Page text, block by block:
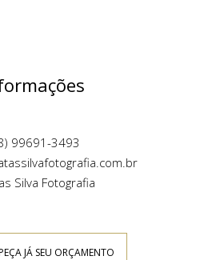
99691-3493
Silva Fotografia
JÁ SEU ORÇAMENTO